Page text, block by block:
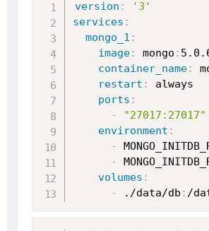
version :
'3'
services :
mongo_1 :
image: mongo :
container_name:
restart :
always
ports :
-
"27017:27017"
environment :
-
-
volumes :
-
./data/db : /